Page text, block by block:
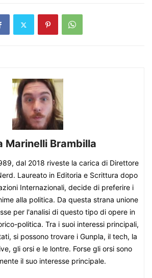
Marinelli Brambilla
dal 2018 riveste la carica di Direttore
Laureato in Editoria e Scrittura dopo
Internazionali, decide di preferire i
alla politica. Da questa strana unione
per l'analisi di questo tipo di opere in
politica. Tra i suoi interessi principali,
si possono trovare i Gunpla, il tech, la
gli orsi e le lontre. Forse gli orsi sono
il suo interesse principale.